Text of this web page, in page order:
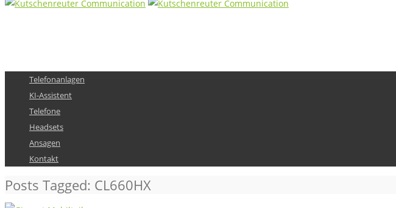
Telefonanlagen
KI-Assistent
Telefone
Headsets
Ansagen
Kontakt
Posts Tagged: CL660HX